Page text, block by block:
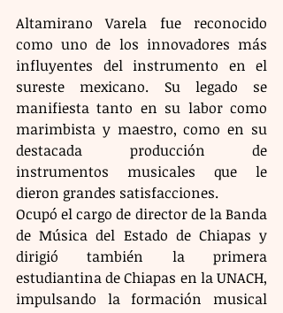
Altamirano Varela fue reconocido
como uno de los innovadores más
influyentes del instrumento en el
sureste mexicano. Su legado se
manifiesta tanto en su labor como
marimbista y maestro, como en su
destacada producción de
instrumentos musicales que le
dieron grandes satisfacciones.
Ocupó el cargo de director de la Banda
de Música del Estado de Chiapas y
dirigió también la primera
estudiantina de Chiapas en la UNACH,
impulsando la formación musical